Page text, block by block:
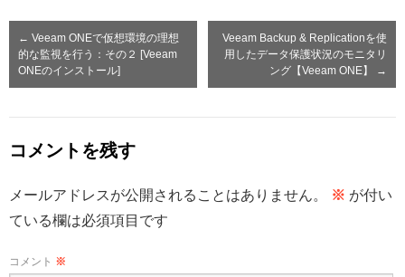
← Veeam ONEで仮想環境の理想
的な監視を行う：その２ [Veeam
ONEのインストール]
Veeam Backup & Replicationを使
用したデータ保護状況のモニタリ
ング【Veeam ONE】
→
コメントを残す
メールアドレスが公開されることはありません。 ※ が付い
ている欄は必須項目です
コメント ※